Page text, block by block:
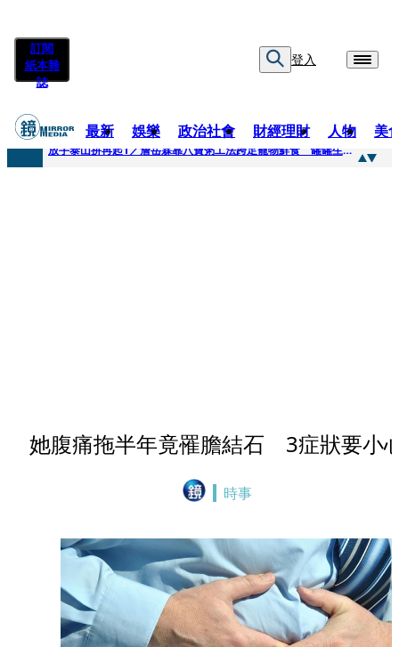
訂閱
紙本雜
誌
登入
最新 娛樂 政治社會 財經理財 人物 美
快訊
放手泰山拚再起1／詹岳霖靠八寶粥工法跨足寵物鮮食 罐罐生產前先請「叼嘴王后」試吃
她腹痛拖半年竟罹膽結石 3症狀要小
時事